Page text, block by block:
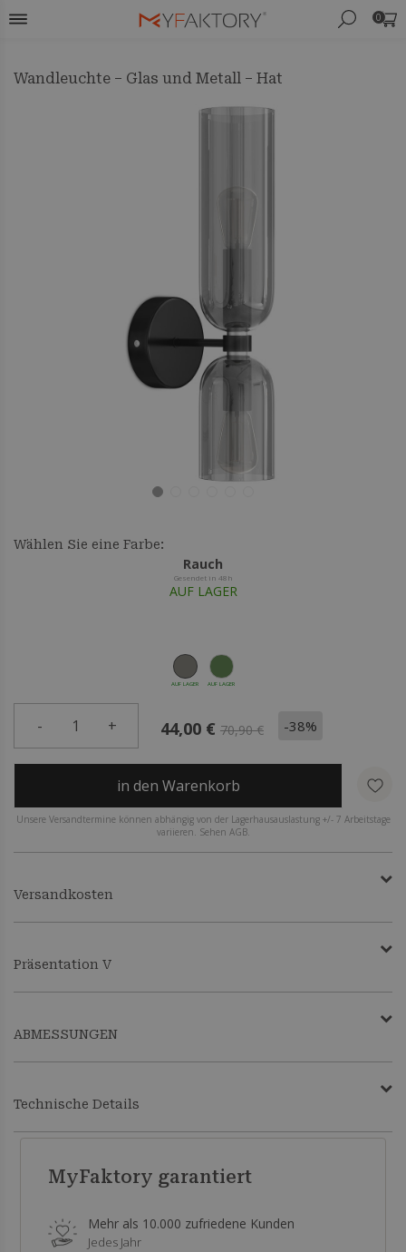
0
Wandleuchte – Glas und Metall – Hat
Wählen Sie eine Farbe:
Rauch
Gesendet in 48h
AUF LAGER
AUF LAGER AUF LAGER
- 1 + 44,00 € 70,90 € -38%
in den Warenkorb
Unsere Versandtermine können abhängig von der Lagerhausauslastung +/- 7 Arbeitstage
variieren. Sehen AGB.
Versandkosten
Präsentation V
ABMESSUNGEN
Technische Details
MyFaktory garantiert
Mehr als 10.000 zufriedene Kunden
Jedes Jahr